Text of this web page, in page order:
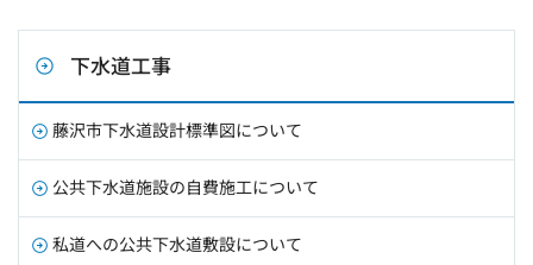
下水道工事
藤沢市下水道設計標準図について
公共下水道施設の自費施工について
私道への公共下水道敷設について